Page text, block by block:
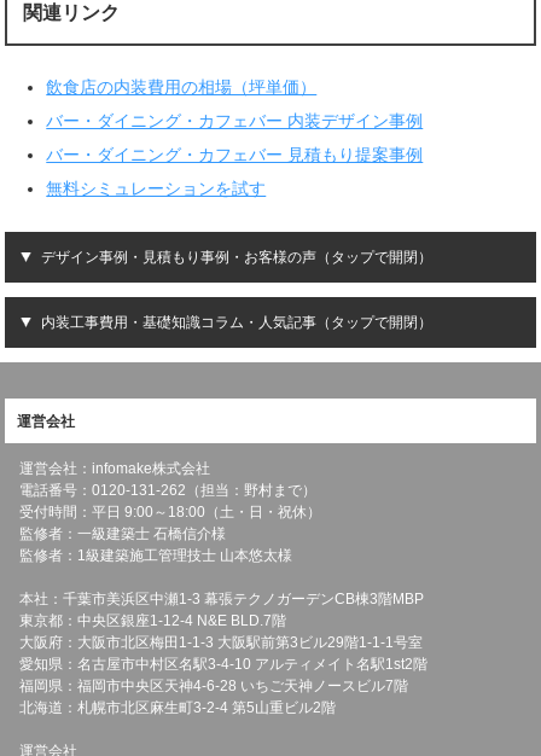
関連リンク
飲食店の内装費用の相場（坪単価）
バー・ダイニング・カフェバー 内装デザイン事例
バー・ダイニング・カフェバー 見積もり提案事例
無料シミュレーションを試す
デザイン事例・見積もり事例・お客様の声（タップで開閉）
内装工事費用・基礎知識コラム・人気記事（タップで開閉）
運営会社
運営会社：infomake株式会社
電話番号：0120-131-262（担当：野村まで）
受付時間：平日 9:00～18:00（土・日・祝休）
監修者：一級建築士 石橋信介様
監修者：1級建築施工管理技士 山本悠太様
本社：千葉市美浜区中瀬1-3 幕張テクノガーデンCB棟3階MBP
東京都：中央区銀座1-12-4 N&E BLD.7階
大阪府：大阪市北区梅田1-1-3 大阪駅前第3ビル29階1-1-1号室
愛知県：名古屋市中村区名駅3-4-10 アルティメイト名駅1st2階
福岡県：福岡市中央区天神4-6-28 いちご天神ノースビル7階
北海道：札幌市北区麻生町3-2-4 第5山重ビル2階
運営会社